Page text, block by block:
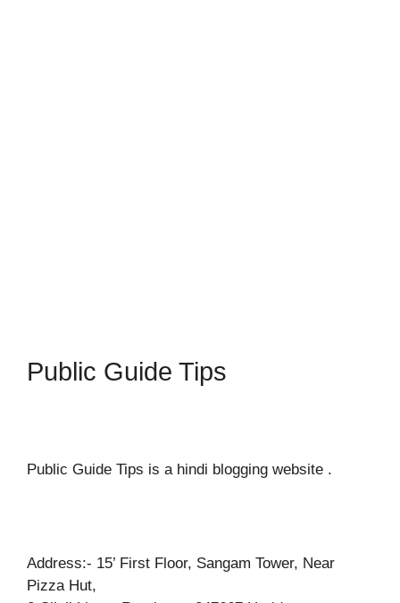
Public Guide Tips
Public Guide Tips is a hindi blogging website .
Address:- 15’ First Floor, Sangam Tower, Near
Pizza Hut,